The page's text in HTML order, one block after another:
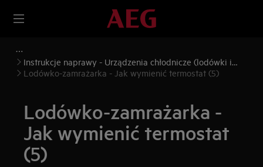
Instrukcje naprawy - Urządzenia chłodnicze (lodówki i
zamrażarki)
Lodówko-zamrażarka - Jak wymienić termostat (5)
Lodówko-zamrażarka -
Jak wymienić termostat
(5)